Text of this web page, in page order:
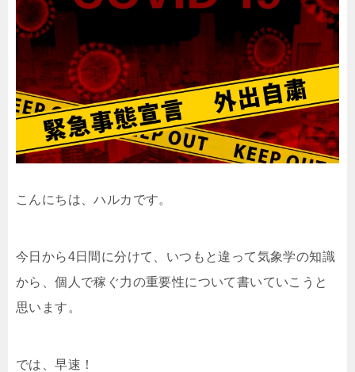
こんにちは、ハルカです。
今日から4日間に分けて、いつもと違って気象学の知識
から、個人で稼ぐ力の重要性について書いていこうと
思います。
では、早速！